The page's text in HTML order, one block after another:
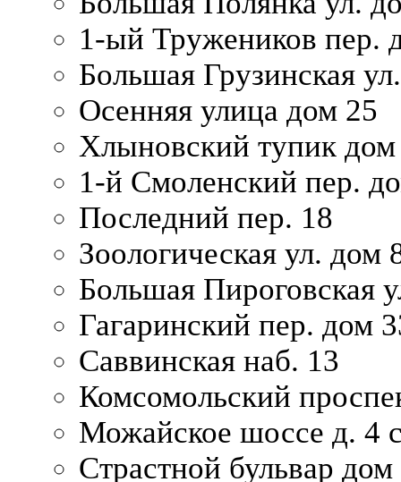
1-ый Тружеников пер.
Большая Грузинская
Осенняя улица дом 25
Хлыновский тупик
1-й Смоленский пер.
Последний пер. 18
Зоологическая ул. дом
Большая Пироговская
Гагаринский пер. дом
Саввинская наб. 13
Комсомольский
Можайское шоссе д. 4
Страстной бульвар дом